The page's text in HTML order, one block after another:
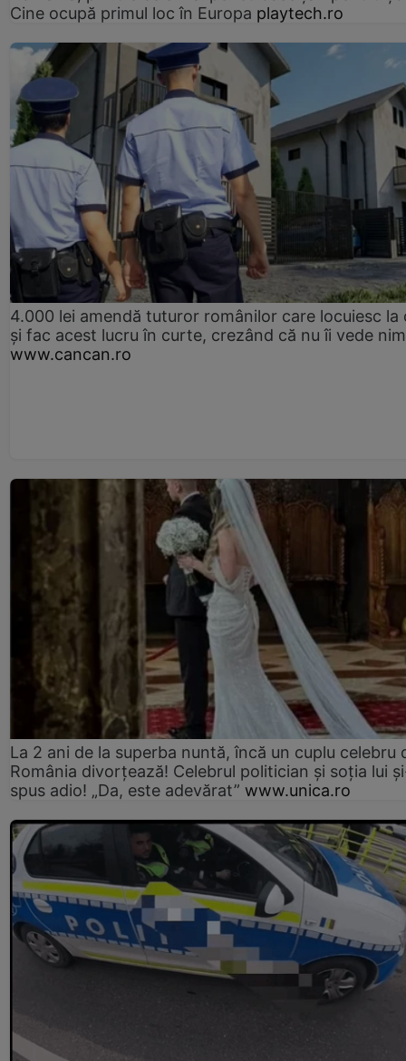
Cine ocupă primul loc în Europa playtech.ro
4.000 lei amendă tuturor românilor care locuiesc la
și fac acest lucru în curte, crezând că nu îi vede
www.cancan.ro
La 2 ani de la superba nuntă, încă un cuplu celebru
România divorțează! Celebrul politician și soția lui
spus adio! „Da, este adevărat” www.unica.ro